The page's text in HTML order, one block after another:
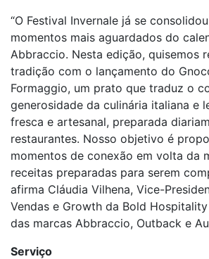
“O Festival Invernale já se
momentos mais aguardados do
Abbraccio. Nesta edição, quisemos
tradição com o lançamento do
Formaggio, um prato que traduz o
generosidade da culinária italiana e
fresca e artesanal, preparada
restaurantes. Nosso objetivo é
momentos de conexão em volta da
receitas preparadas para serem
afirma Cláudia Vilhena, Vice-
Vendas e Growth da Bold
das marcas Abbraccio, Outback e
Serviço